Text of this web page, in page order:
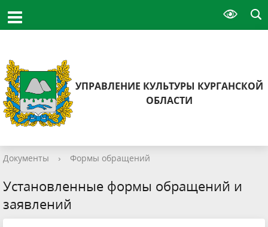
УПРАВЛЕНИЕ КУЛЬТУРЫ КУРГАНСКОЙ
ОБЛАСТИ
Документы › Формы обращений
Установленные формы обращений и
заявлений